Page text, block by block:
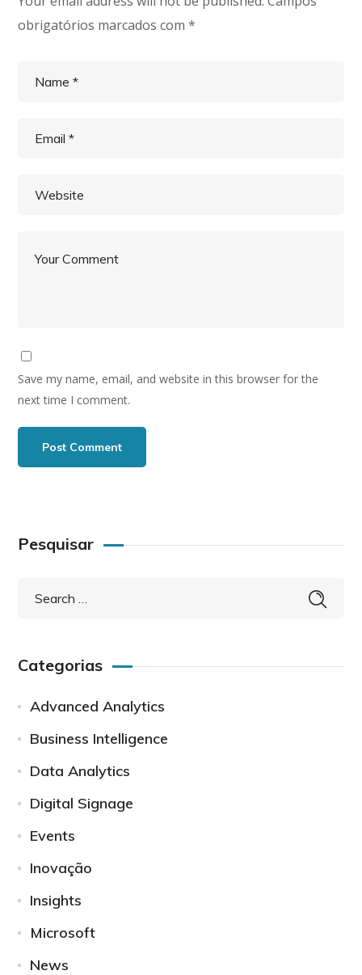
obrigatórios marcados com*
Save my name, email, and website in this browser for the
next time I comment.
Pesquisar
Categorias
Advanced Analytics
Business Intelligence
Data Analytics
Digital Signage
Events
Inovação
Insights
Microsoft
News